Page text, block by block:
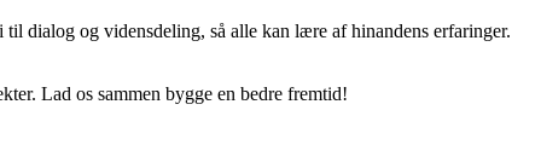
dialog og vidensdeling, så alle kan lære af hinandens erfaringer.
Lad os sammen bygge en bedre fremtid!